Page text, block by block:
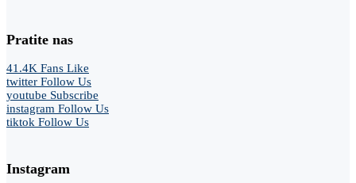
Pratite nas
41.4K Fans Like
twitter Follow Us
youtube Subscribe
instagram Follow Us
tiktok Follow Us
Instagram